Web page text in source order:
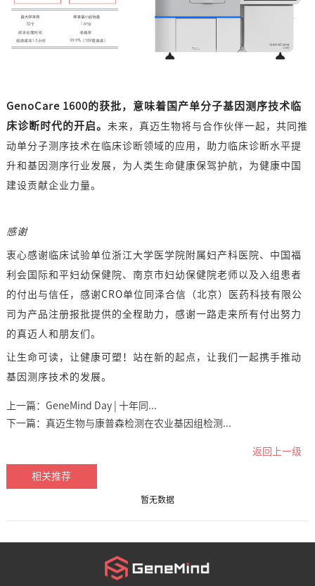
GenoCare 1600的获批，意味着国产单分子基因测序技术临
床诊断时代的开启。
未来，真迈生物将与合作伙伴一起，共同推
动单分子测序技术在临床诊断领域的应用，助力临床诊断水平提
升和基因测序行业发展，为人类生命健康保驾护航，为健康中国
建设贡献企业力量。
感谢
衷心感谢临床试验单位浙江大学医学院附属妇产科医院、中国福
利会国际和平妇幼保健院、南京市妇幼保健院老师以及入组患者
的付出与信任，感谢CRO单位同泽合信（北京）医药科技有限公
司为产品注册报批提供的全程助力，感谢一路走来所有付出努力
的真迈人和朋友们。
让生命可读，让健康可塑！站在新的起点，让我们一起携手推动
基因测序技术的发展。
上一篇： GeneMind Day | 十年同...
下一篇： 真迈生物与康普森检测在农业基因组检测...
返回上一级
相关推荐
暂无数据